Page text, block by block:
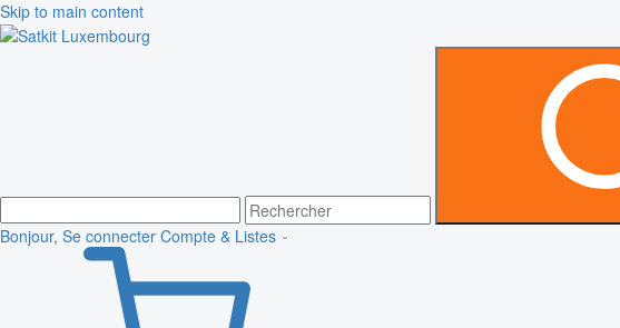
Skip to main content
Bonjour, Se connecter Compte & Listes